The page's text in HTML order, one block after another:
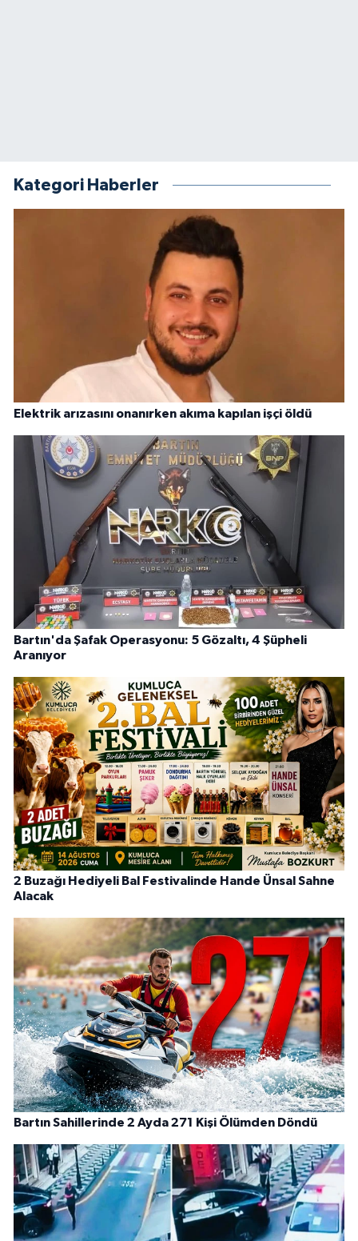
Kategori Haberler
Elektrik arızasını onanırken akıma kapılan işçi öldü
Bartın'da Şafak Operasyonu: 5 Gözaltı, 4 Şüpheli
Aranıyor
2 Buzağı Hediyeli Bal Festivalinde Hande Ünsal Sahne
Alacak
Bartın Sahillerinde 2 Ayda 271 Kişi Ölümden Döndü